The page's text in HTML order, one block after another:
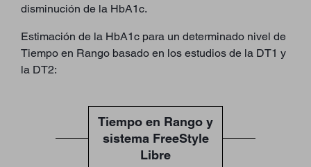
disminución de la HbA1c.
Estimación de la HbA1c para un determinado nivel de
Tiempo en Rango basado en los estudios de la DT1 y
la DT2:
Tiempo en Rango y
sistema FreeStyle
Libre